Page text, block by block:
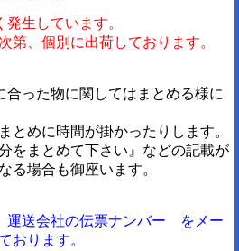
生しています。
第、個別に出荷しております。
合った物に関してはまとめる様に
とめに時間が掛かったりします。
をまとめて下さい』などの記載が
る場合も御座います。
送会社の伝票ナンバー をメー
おります。